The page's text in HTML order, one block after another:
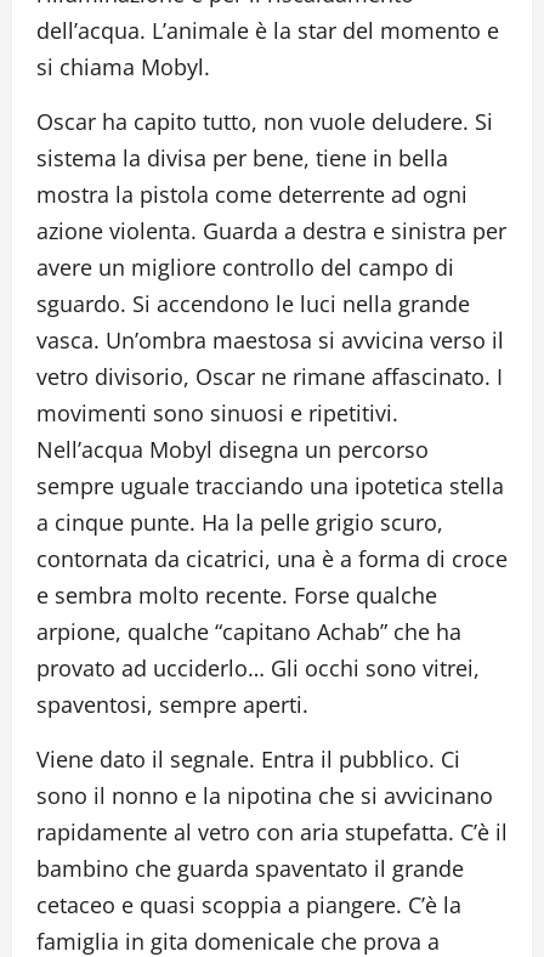
dell’acqua. L’animale è la star del momento e
si chiama Mobyl.
Oscar ha capito tutto, non vuole deludere. Si
sistema la divisa per bene, tiene in bella
mostra la pistola come deterrente ad ogni
azione violenta. Guarda a destra e sinistra per
avere un migliore controllo del campo di
sguardo. Si accendono le luci nella grande
vasca. Un’ombra maestosa si avvicina verso il
vetro divisorio, Oscar ne rimane affascinato. I
movimenti sono sinuosi e ripetitivi.
Nell’acqua Mobyl disegna un percorso
sempre uguale tracciando una ipotetica stella
a cinque punte. Ha la pelle grigio scuro,
contornata da cicatrici, una è a forma di croce
e sembra molto recente. Forse qualche
arpione, qualche “capitano Achab” che ha
provato ad ucciderlo… Gli occhi sono vitrei,
spaventosi, sempre aperti.
Viene dato il segnale. Entra il pubblico. Ci
sono il nonno e la nipotina che si avvicinano
rapidamente al vetro con aria stupefatta. C’è il
bambino che guarda spaventato il grande
cetaceo e quasi scoppia a piangere. C’è la
famiglia in gita domenicale che prova a